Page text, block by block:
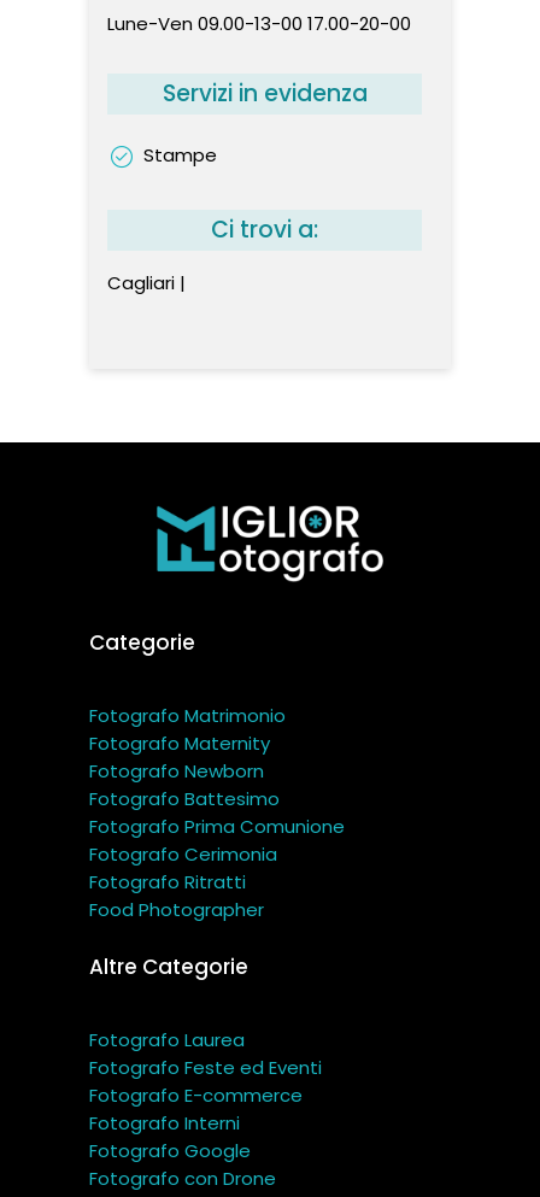
Lune-Ven 09.00-13-00 17.00-20-00
Servizi in evidenza
Stampe
Ci trovi a:
Cagliari |
Categorie
Fotografo Matrimonio
Fotografo Maternity
Fotografo Newborn
Fotografo Battesimo
Fotografo Prima Comunione
Fotografo Cerimonia
Fotografo Ritratti
Food Photographer
Altre Categorie
Fotografo Laurea
Fotografo Feste ed Eventi
Fotografo E-commerce
Fotografo Interni
Fotografo Google
Fotografo con Drone